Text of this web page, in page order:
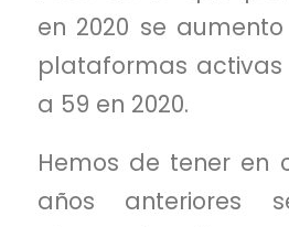
en 2020 se
plataformas activas
a 59 en 2020.
Hemos de tener en
años anteriores